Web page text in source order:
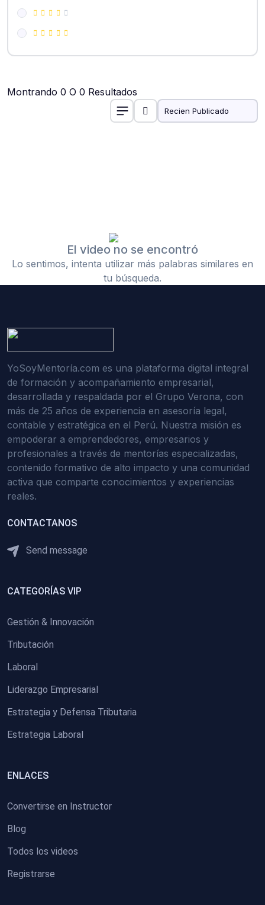
Montrando 0 O 0 Resultados
El video no se encontró
Lo sentimos, intenta utilizar más palabras similares en
tu búsqueda.
YoSoyMentoría.com es una plataforma digital integral
de formación y acompañamiento empresarial,
desarrollada y respaldada por el Grupo Verona, con
más de 25 años de experiencia en asesoría legal,
contable y estratégica en el Perú. Nuestra misión es
empoderar a emprendedores, empresarios y
profesionales a través de mentorías especializadas,
contenido formativo de alto impacto y una comunidad
activa que comparte conocimientos y experiencias
reales.
CONTACTANOS
Send message
CATEGORÍAS VIP
Gestión & Innovación
Tributación
Laboral
Liderazgo Empresarial
Estrategia y Defensa Tributaria
Estrategia Laboral
ENLACES
Convertirse en Instructor
Blog
Todos los videos
Registrarse